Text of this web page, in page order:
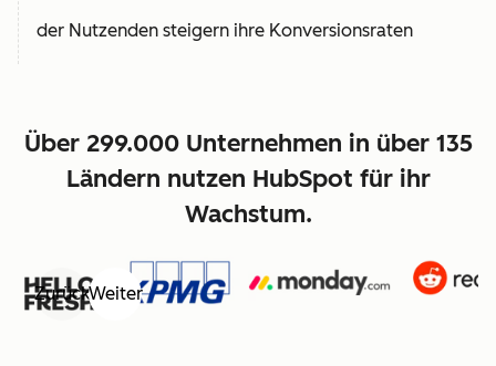
der Nutzenden steigern ihre Konversionsraten
Über 299.000 Unternehmen in über 135
Ländern nutzen HubSpot für ihr
Wachstum.
ZurückWeiter